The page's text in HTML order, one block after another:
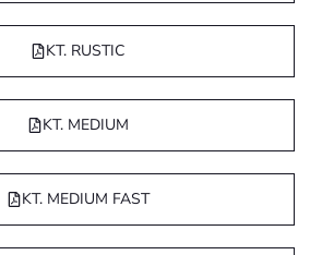
KT. RUSTIC
KT. MEDIUM
KT. MEDIUM FAST